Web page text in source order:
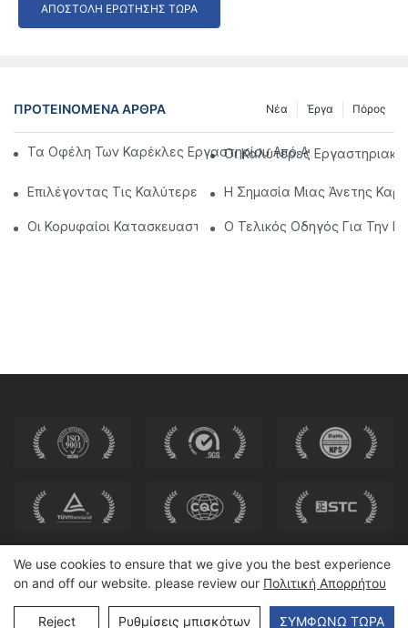
ΑΠΟΣΤΟΛΉ ΕΡΏΤΗΣΗΣ ΤΏΡΑ
ΠΡΟΤΕΙΝΌΜΕΝΑ ΆΡΘΡΑ Πόρος
Έργα
Νέα
Τα Οφέλη Των Καρέκλες Εργαστηρίου Από Ανοξείδωτο
Οι Καλύτερες
Επιλέγοντας Τις Καλύτερες Καρέκλες Εργαστηρίου Από
Η Σημασία Μιας Άνετης
Οι Κορυφαίοι Κατασκευαστές Οδοντιατρικών Καρέκλας
Ο Τελικός Οδηγός Για Την
Πνευματικά δικαιώματα © 2025 HEWEI SEATING | Χάρτης
ιστότοπου
We use cookies to ensure that we give you the best experience
on and off our website. please review our Πολιτική Απορρήτου
Reject Ρυθμίσεις μπισκότων ΣΥΜΦΩΝΏ ΤΏΡΑ